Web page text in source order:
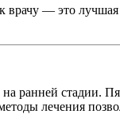
— это
ранней стадии.
лечения